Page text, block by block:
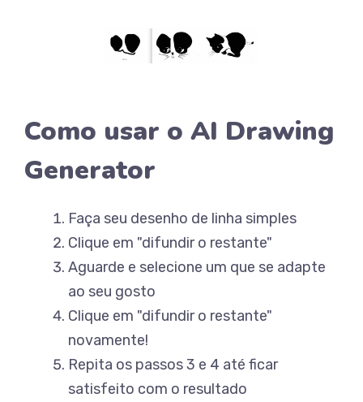
Como usar o AI Drawing
Generator
Faça seu desenho de linha simples
Clique em "difundir o restante"
Aguarde e selecione um que se adapte
ao seu gosto
Clique em "difundir o restante"
novamente!
Repita os passos 3 e 4 até ficar
satisfeito com o resultado